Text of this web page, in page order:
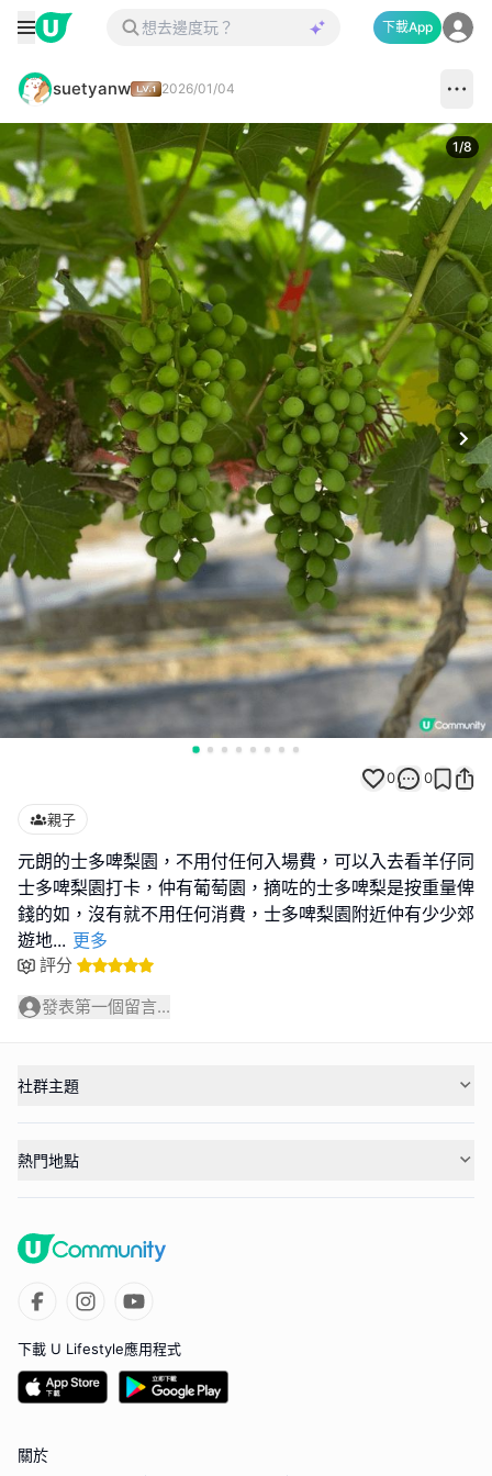
下載App
suetyanw 2026/01/04
1/8
0 0
親子
元朗的士多啤梨園，不用付任何入場費，可以入去看羊仔同
士多啤梨園打卡，仲有葡萄園，摘咗的士多啤梨是按重量俾
錢的如，沒有就不用任何消費，士多啤梨園附近仲有少少郊
遊地... 更多
評分
發表第一個留言...
社群主題
熱門地點
下載 U Lifestyle應用程式
關於